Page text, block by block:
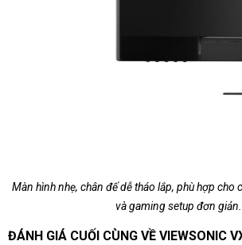
Màn hình nhẹ, chân đế dễ tháo lắp, phù hợp cho
và gaming setup đơn giản.
ĐÁNH GIÁ CUỐI CÙNG VỀ VIEWSONIC